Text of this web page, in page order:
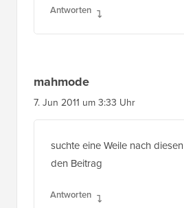
Antworten
mahmode
7. Jun 2011 um 3:33 Uhr
suchte eine Weile nach
den Beitrag
Antworten